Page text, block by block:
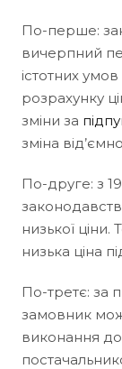
По-перше:
вичерпний
істотних
розрахунку
зміни за
зміна
По-друге: з
низької
низька ціна
По-третє: за
замовник
виконання